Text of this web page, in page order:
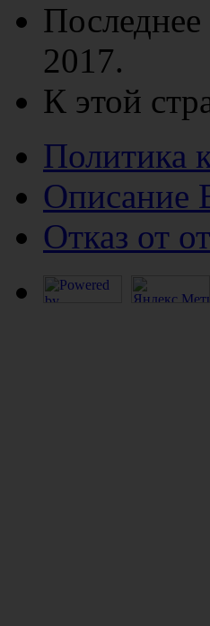
2017.
К этой
Политика
Описание
Отказ от